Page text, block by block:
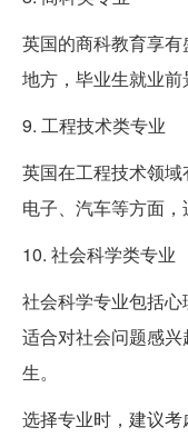
英国的商科教育享
地方，毕业生就业前
9. 工程技术类专业
英国在工程技术领域
电子、汽车等方面，
10. 社会科学类专业
社会科学专业包括心
适合对社会问题感
生。
选择专业时，建议